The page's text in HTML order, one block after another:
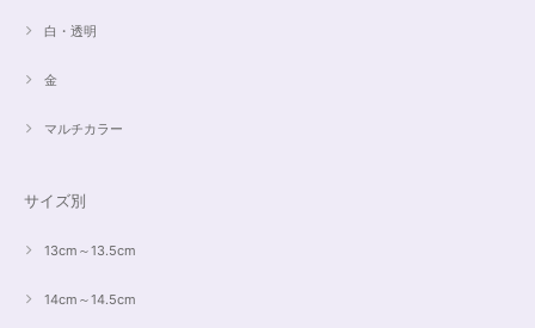
白・透明
金
マルチカラー
サイズ別
13cm～13.5cm
14cm～14.5cm